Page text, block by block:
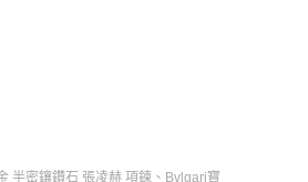
半密鑲鑽石 張凌赫 項鍊 、 Bvlgari寶